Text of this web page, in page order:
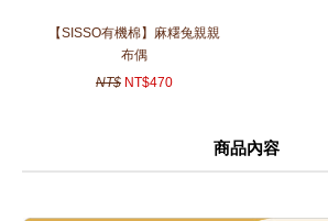
【SISSO有機棉】麻糬兔親親
布偶
NT$ NT$470
商品內容